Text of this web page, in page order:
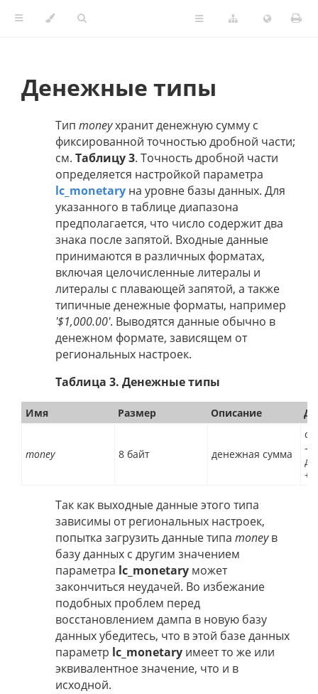
Денежные типы
Тип moneyхранит денежную сумму с
фиксированной точностью дробной части;
см. Таблицу 3. Точность дробной части
определяется настройкой параметра
lc_monetary на уровне базы данных. Для
указанного в таблице диапазона
предполагается, что число содержит два
знака после запятой. Входные данные
принимаются в различных форматах,
включая целочисленные литералы и
литералы с плавающей запятой, а также
типичные денежные форматы, например
'$1,000.00'. Выводятся данные обычно в
денежном формате, зависящем от
региональных настроек.
Таблица 3. Денежные типы
Имя Размер Описание
money 8 байт денежная сумма
от
-
до
Так как выходные данные этого типа
зависимы от региональных настроек,
попытка загрузить данные типа moneyв
базу данных с другим значением
параметра lc_monetary может
закончиться неудачей. Во избежание
подобных проблем перед
восстановлением дампа в новую базу
данных убедитесь, что в этой базе данных
параметр lc_monetary имеет то же или
эквивалентное значение, что и в
исходной.